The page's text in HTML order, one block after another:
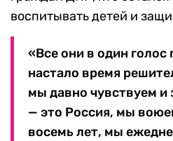
воспитывать детей и
«Все они в один голос
настало время
мы давно чувствуем и
— это Россия, мы
восемь лет, мы